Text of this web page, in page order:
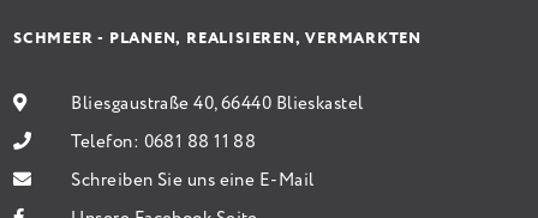
SCHMEER - PLANEN, REALISIEREN, VERMARKTEN
Bliesgaustraße 40, 66440 Blieskastel
Telefon: 0681 88 11 88
Schreiben Sie uns eine E-Mail